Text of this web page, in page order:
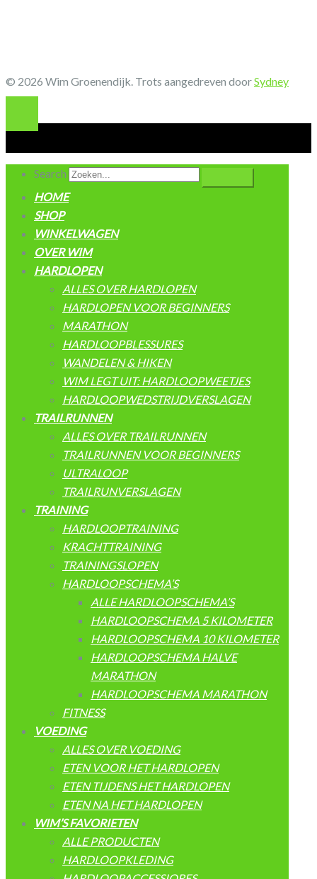
© 2026 Wim Groenendijk. Trots aangedreven doorSydney
Search
HOME
SHOP
WINKELWAGEN
OVER WIM
HARDLOPEN
ALLES OVER HARDLOPEN
HARDLOPEN VOOR BEGINNERS
MARATHON
HARDLOOPBLESSURES
WANDELEN & HIKEN
WIM LEGT UIT: HARDLOOPWEETJES
HARDLOOPWEDSTRIJDVERSLAGEN
TRAILRUNNEN
ALLES OVER TRAILRUNNEN
TRAILRUNNEN VOOR BEGINNERS
ULTRALOOP
TRAILRUNVERSLAGEN
TRAINING
HARDLOOPTRAINING
KRACHTTRAINING
TRAININGSLOPEN
HARDLOOPSCHEMA’S
ALLE HARDLOOPSCHEMA’S
HARDLOOPSCHEMA 5 KILOMETER
HARDLOOPSCHEMA 10 KILOMETER
HARDLOOPSCHEMA HALVE
MARATHON
HARDLOOPSCHEMA MARATHON
FITNESS
VOEDING
ALLES OVER VOEDING
ETEN VOOR HET HARDLOPEN
ETEN TIJDENS HET HARDLOPEN
ETEN NA HET HARDLOPEN
WIM’S FAVORIETEN
ALLE PRODUCTEN
HARDLOOPKLEDING